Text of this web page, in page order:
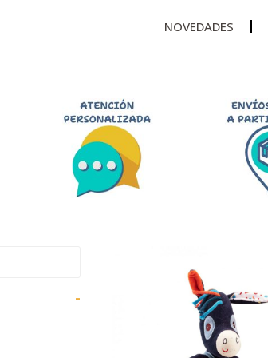
NOVEDADES
-